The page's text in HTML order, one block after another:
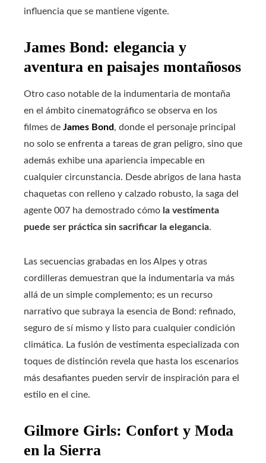
influencia que se mantiene vigente.
James Bond: elegancia y
aventura en paisajes montañosos
Otro caso notable de la indumentaria de montaña
en el ámbito cinematográfico se observa en los
filmes de James Bond, donde el personaje principal
no solo se enfrenta a tareas de gran peligro, sino que
además exhibe una apariencia impecable en
cualquier circunstancia. Desde abrigos de lana hasta
chaquetas con relleno y calzado robusto, la saga del
agente 007 ha demostrado cómo la vestimenta
puede ser práctica sin sacrificar la elegancia.
Las secuencias grabadas en los Alpes y otras
cordilleras demuestran que la indumentaria va más
allá de un simple complemento; es un recurso
narrativo que subraya la esencia de Bond: refinado,
seguro de sí mismo y listo para cualquier condición
climática. La fusión de vestimenta especializada con
toques de distinción revela que hasta los escenarios
más desafiantes pueden servir de inspiración para el
estilo en el cine.
Gilmore Girls: Confort y Moda
en la Sierra